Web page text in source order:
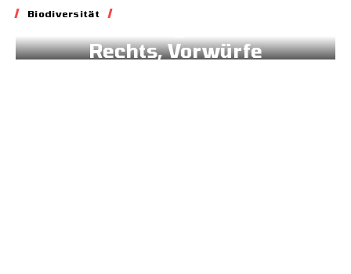
Biodiversität
Rechts, Vorwürfe